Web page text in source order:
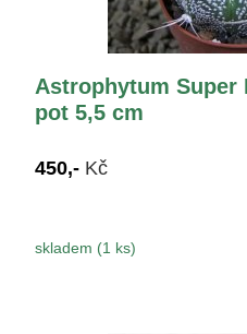
Astrophytum Super
pot 5,5 cm
450,- Kč
skladem (1 ks)